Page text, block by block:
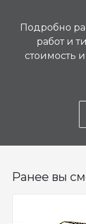
Подробно
работ и
стоимость
Ранее вы